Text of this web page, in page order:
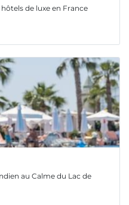
de luxe en France
au Calme du Lac de